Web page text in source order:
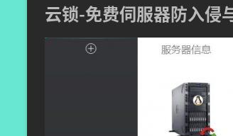
云锁-免费伺服器防入侵